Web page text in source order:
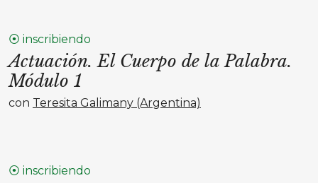
⦿ inscribiendo
Actuación. El Cuerpo de la Palabra.
Módulo 1
con Teresita Galimany (Argentina)
⦿ inscribiendo